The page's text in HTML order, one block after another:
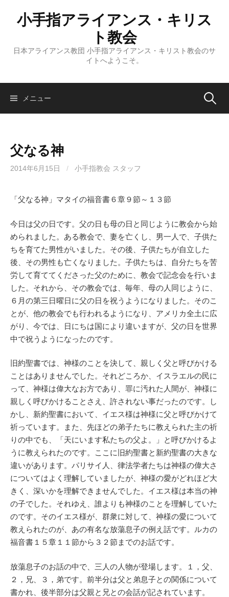
ス
小手指アライアンス・キリス
ト教会
日本アライアンス教団 小手指アライアンス・キリスト教会のサ
イトへようこそ。
メニュー 検
父なる神
2014年6月15日 / 小手指教会 スタッフ
「父なる神」マタイの福音書６章９節～１３節
今日は父の日です。父の日も母の日と同じように教会から始
められました。ある教会で、妻を亡くし、男一人で、子供た
ちを育てた男性がいました。その後、子供たちが自立した
後、その男性も亡くなりました。子供たちは、自分たちを苦
労して育ててくださった父のために、教会で記念会を行いま
した。それから、その教会では、毎年、母の人同じように、
６月の第三日曜日に父の日を祝うようになりました。そのこ
とが、他の教会でも行われるようになり、アメリカ全土に広
がり、今では、日にちは国により違いますが、父の日を世界
中で祝うようになったのです。
旧約聖書では、神様のことを決して、親しく父と呼びかける
ことはありませんでした。それどころか、イスラエルの民に
って、神様は偉大なお方であり、罪に汚れた人間が、神様に
親しく呼びかけることさえ、許されない事だったのです。し
かし、新約聖書において、イエス様は神様に父と呼びかけて
祈っています。また、先ほどの弟子たちに教えられた主の祈
りの中でも、「天にいます私たちの父よ。」と呼びかけるよ
うに教えられたのです。ここに旧約聖書と新約聖書の大きな
違いがあります。パリサイ人、律法学者たちは神様の偉大さ
についてはよく理解していましたが、神様の愛がどれほど大
きく、深いかを理解できませんでした。イエス様は本当の神
の子でした。それゆえ、誰よりも神様のことを理解していた
のです。そのイエス様が、群衆に対して、神様の愛について
教えられたのが、あの有名な放蕩息子の例え話です。ルカの
福音書１５章１１節から３２節までのお話です。
放蕩息子のお話の中で、三人の人物が登場します。１，父、
２，兄、３，弟です。前半分は父と弟息子との関係について
書かれ、後半部分は父親と兄との会話が記されています。